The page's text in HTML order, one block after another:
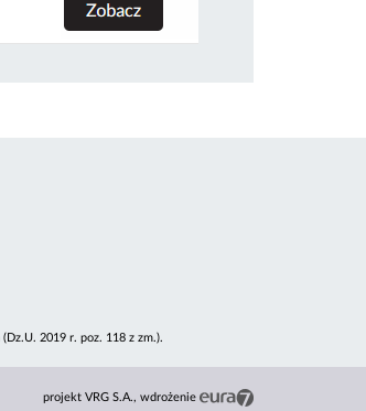
2019 r. poz. 118 z zm.).
projekt VRG S.A. wdrożenie